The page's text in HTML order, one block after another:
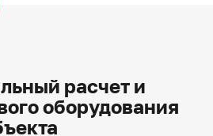
расчет и
оборудования